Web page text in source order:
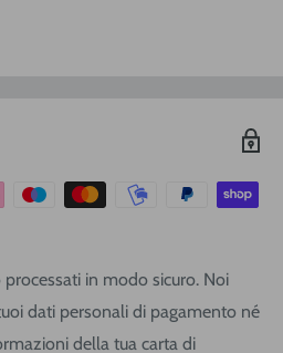
€ 10,40 € 10,40
€ 14,20 € 17,10
€ 19,00 € 22,80
in modo sicuro. Noi
dati personali di pagamento né
della tua carta di